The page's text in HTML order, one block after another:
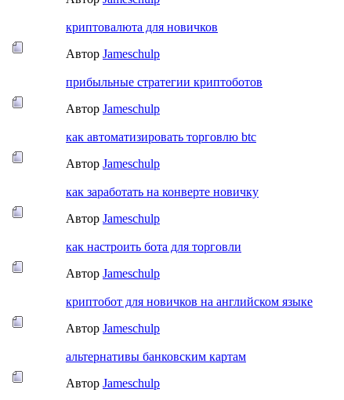
криптовалюта для новичков
Автор Jameschulp
прибыльные стратегии криптоботов
Автор Jameschulp
как автоматизировать торговлю btc
Автор Jameschulp
как заработать на конверте новичку
Автор Jameschulp
как настроить бота для торговли
Автор Jameschulp
криптобот для новичков на английском языке
Автор Jameschulp
альтернативы банковским картам
Автор Jameschulp